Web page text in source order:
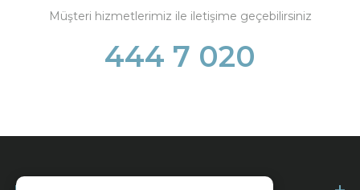
Müşteri hizmetlerimiz ile iletişime geçebilirsiniz
444 7 020